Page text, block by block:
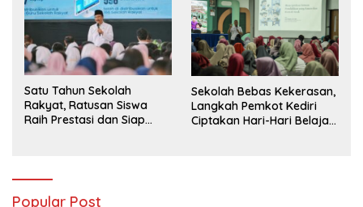
Satu Tahun Sekolah
Rakyat, Ratusan Siswa
Raih Prestasi dan Siap
Sekolah Bebas Kekerasan,
Langkah Pemkot Kediri
Ciptakan Hari-Hari Belajar
Popular Post